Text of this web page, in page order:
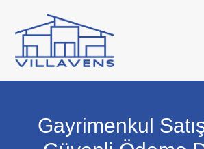
Gayrimenkul